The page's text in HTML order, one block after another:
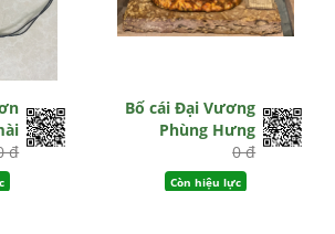
đ
Bố cái Đại Vương
Phùng Hưng
0 đ
Còn hiệu lực